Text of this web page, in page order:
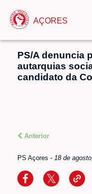
AÇORES
PS/A denuncia
autarquias
candidato da
Anterior
PS Açores - 18 de